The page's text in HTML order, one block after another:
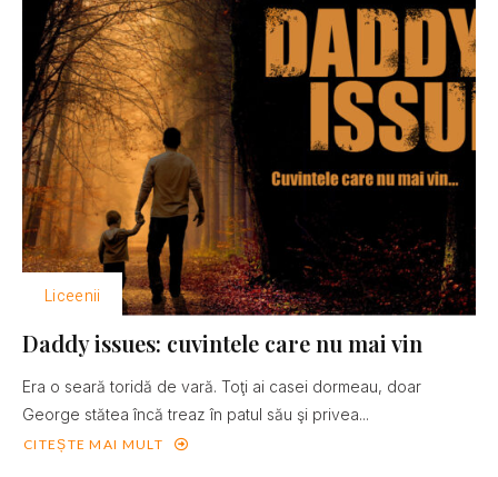
Liceenii
Daddy issues: cuvintele care nu mai vin
Era o seară toridă de vară. Toţi ai casei dormeau, doar
George stătea încă treaz în patul său şi privea...
CITEȘTE MAI MULT